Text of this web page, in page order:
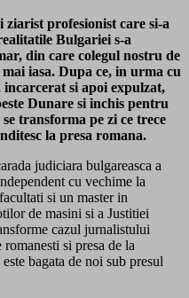
ziarist profesionist care si-a
Bulgariei s-a
din care colegul nostru de
iasa. Dupa ce, in urma cu
si apoi expulzat,
Dunare si inchis pentru
transforma pe zi ce trece
la presa romana.
judiciara bulgareasca a
cu vechime la
si un master in
de masini si a Justitiei
cazul jurnalistului
si presa de la
bagata de noi sub presul